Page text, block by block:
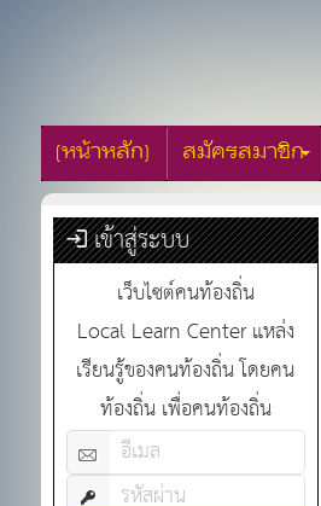
[หน้าหลัก] สมัครสมาชิก
เข้าสู่ระบบ
เว็บไซต์คนท้องถิ่น
Local Learn Center แหล่ง
เรียนรู้ของคนท้องถิ่น โดยคน
ท้องถิ่น เพื่อคนท้องถิ่น